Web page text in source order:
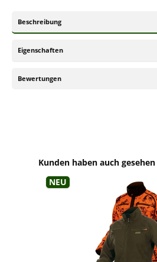
Beschreibung
Eigenschaften
Bewertungen
Produktgalerie überspringen
Kunden haben auch gesehen
Neu